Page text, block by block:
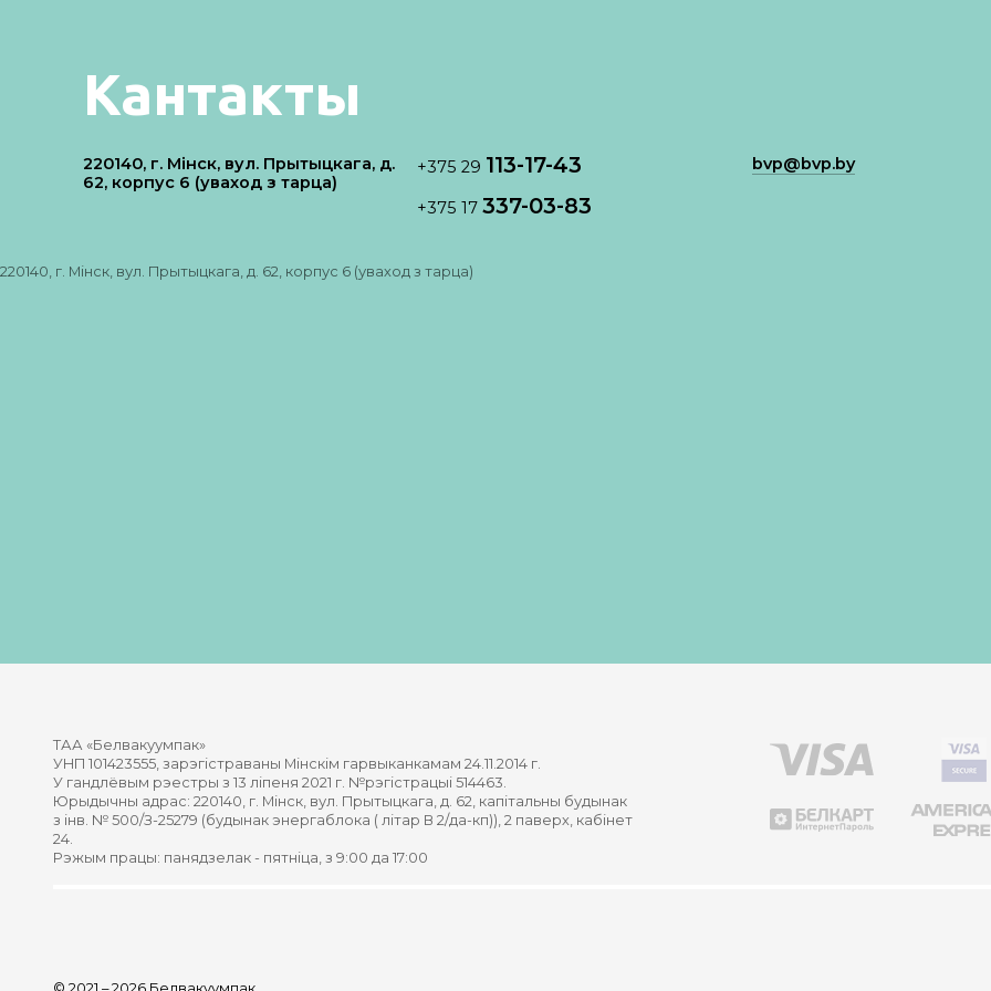
Кантакты
220140, г. Мінск, вул. Прытыцкага, д.
62, корпус 6 (уваход з тарца)
220140, г. Мінск, вул. Прытыцкага, д. 62, корпус 6 (уваход з тарца)
+375 29 113-17-43
+375 17337-03-83
bvp@bvp.by
ТАА «Белвакуумпак»
УНП 101423555, зарэгістраваны Мінскім гарвыканкамам 24.11.2014 г.
У гандлёвым рэестры з 13 ліпеня 2021 г. №рэгістрацыі 514463.
Юрыдычны адрас: 220140, г. Мінск, вул. Прытыцкага, д. 62, капітальны будынак
з інв. № 500/З-25279 (будынак энергаблока ( літар В 2/да-кп)), 2 паверх, кабінет
24.
Рэжым працы: панядзелак - пятніца, з 9:00 да 17:00